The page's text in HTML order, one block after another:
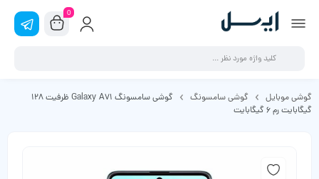
0
گوشی موبایل گوشی سامسونگ
گوشی سامسونگ Galaxy A71 ظرفیت 128
گیگابایت رم 6 گیگابایت